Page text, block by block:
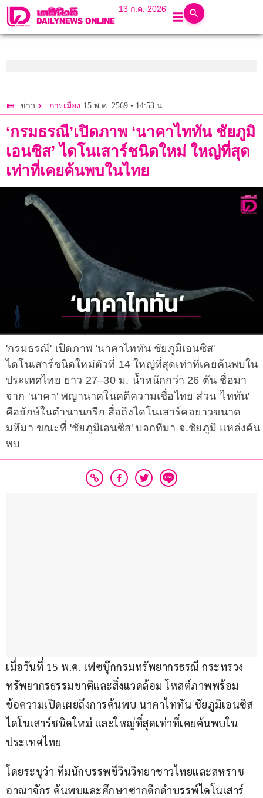
13 ก.ค. 2026
ข่าว การเมือง 15 พ.ค. 2569 • 14:53 น.
‘กรมธรณี’เปิดภาพ ‘นาคาไททัน ชัยภูมิ
เอนซิส’ ไดโนเสาร์ชนิดใหม่ ใหญ่ที่สุด
เท่าที่เคยค้นพบในไทย
'กรมธรณี' เปิดภาพ 'นาคาไททัน ชัยภูมิเอนซิส'
ไดโนเสาร์ชนิดใหม่ตัวที่ 14 ใหญ่ที่สุดเท่าที่เคยค้นพบใน
ประเทศไทย ยาว 27–30 ม. น้ำหนักกว่า 26 ตัน ชื่อมา
จาก 'นาคา' พญานาคในคติความเชื่อไทย ส่วน 'ไททัน'
คือยักษ์ในตำนานกรีก สื่อถึงไดโนเสาร์คอยาวขนาด
มหึมา ขณะที่ 'ชัยภูมิเอนซิส' บอกที่มา จ.ชัยภูมิ แหล่งค้น
พบ
เมื่อวันที่ 15 พ.ค. เฟซบุ๊กกรมทรัพยากรธรณี กระทรวง
ทรัพยากรธรรมชาติและสิ่งแวดล้อม โพสต์ภาพพร้อม
ข้อความเปิดเผยถึงการค้นพบ นาคาไททัน ชัยภูมิเอนซิส
ไดโนเสาร์ชนิดใหม่ และใหญ่ที่สุดเท่าที่เคยค้นพบใน
ประเทศไทย
โดยระบุว่า ทีมนักบรรพชีวินวิทยาชาวไทยและสหราช
อาณาจักร ค้นพบและศึกษาซากดึกดำบรรพ์ไดโนเสาร์